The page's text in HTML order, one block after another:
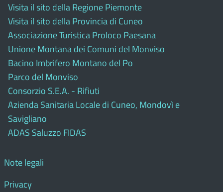
Visita il sito della Regione Piemonte
Visita il sito della Provincia di Cuneo
Associazione Turistica Proloco Paesana
Unione Montana dei Comuni del Monviso
Bacino Imbrifero Montano del Po
Parco del Monviso
Consorzio S.E.A. - Rifiuti
Azienda Sanitaria Locale di Cuneo, Mondovì e
Savigliano
ADAS Saluzzo FIDAS
Note legali
Privacy